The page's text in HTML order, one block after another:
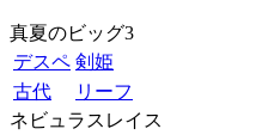
真夏のビッグ3
デスペ 剣姫
古代
リーフ
ネビュラスレイス